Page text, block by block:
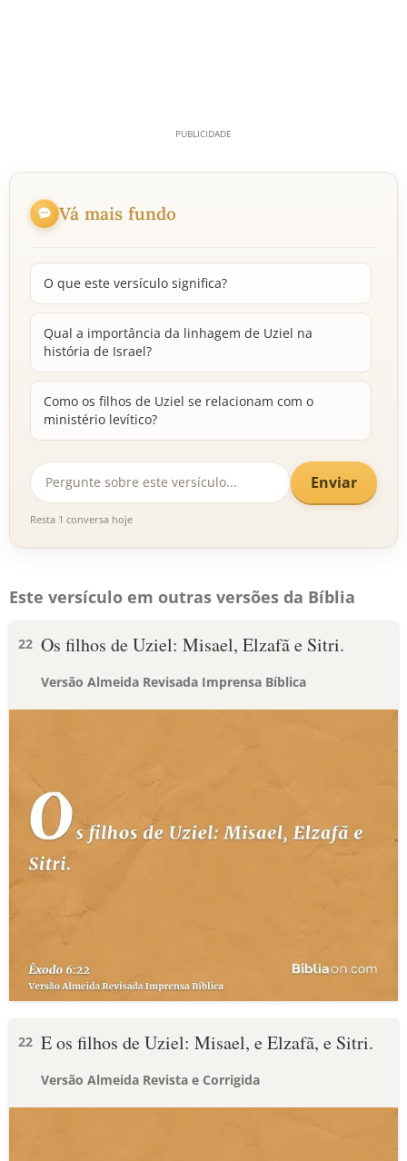
Vá mais fundo
O que este versículo significa?
Qual a importância da linhagem de Uziel na
história de Israel?
Como os filhos de Uziel se relacionam com o
ministério levítico?
Enviar
Resta 1 conversa hoje
Este versículo em outras versões da Bíblia
22 Os filhos de Uziel: Misael, Elzafã e Sitri.
Versão Almeida Revisada Imprensa Bíblica
22 E os filhos de Uziel: Misael, e Elzafã, e Sitri.
Versão Almeida Revista e Corrigida